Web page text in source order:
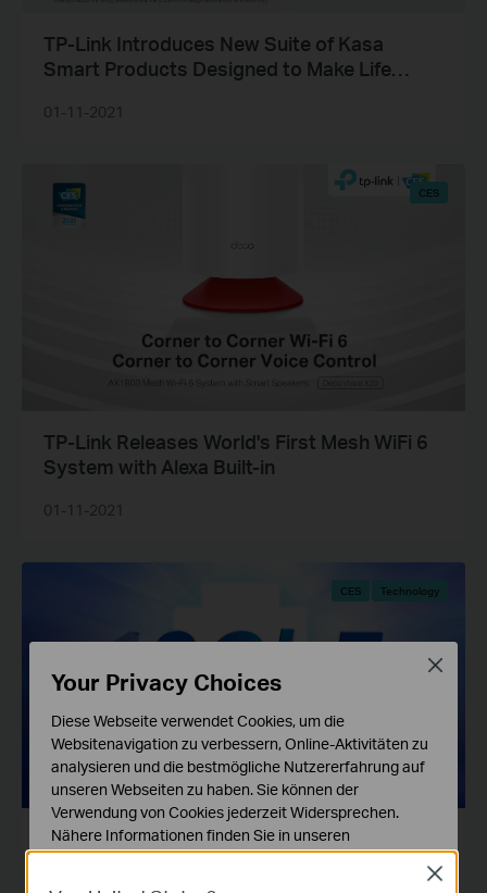
TP-Link Introduces New Suite of Kasa
Smart Products Designed to Make Life
Home
01-11-2021
CES
TP-Link Releases World's First Mesh WiFi 6
System with Alexa Built-in
01-11-2021
CES Technology
What is 10GbE and What Can You Do with
Close
Your Privacy Choices
Diese Webseite verwendet Cookies, um die
Websitenavigation zu verbessern, Online-Aktivitäten zu
analysieren und die bestmögliche Nutzererfahrung auf
unseren Webseiten zu haben. Sie können der
Verwendung von Cookies jederzeit Widersprechen.
Nähere Informationen finden Sie in unseren
Datenschutzhinweisen.
Close